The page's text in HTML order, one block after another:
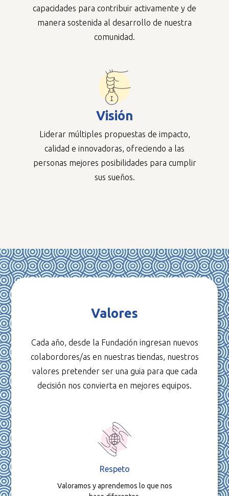
capacidades para contribuir activamente y de
manera sostenida al desarrollo de nuestra
comunidad.
Visión
Liderar múltiples propuestas de impacto,
calidad e innovadoras, ofreciendo a las
personas mejores posibilidades para cumplir
sus sueños.
Valores
Cada año, desde la Fundación ingresan nuevos
colabordores/as en nuestras tiendas, nuestros
valores pretender ser una guia para que cada
decisión nos convierta en mejores equipos.
Respeto
Valoramos y aprendemos lo que nos